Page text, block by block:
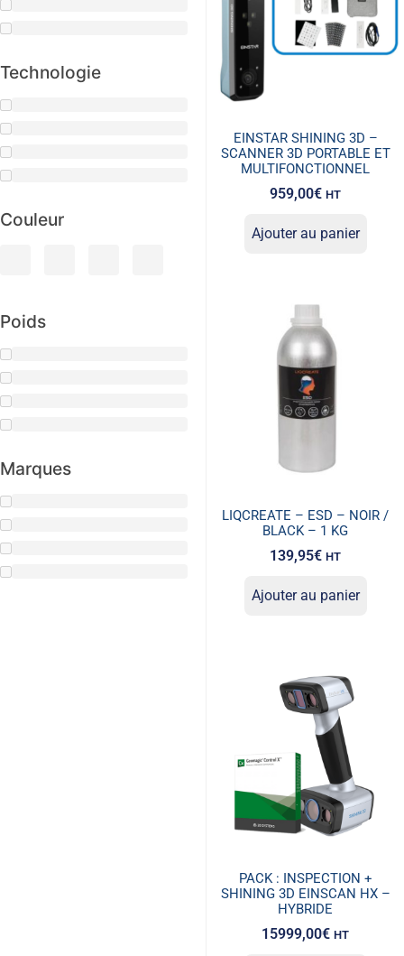
Technologie
Couleur
Poids
Marques
EINSTAR SHINING 3D –
SCANNER 3D PORTABLE ET
MULTIFONCTIONNEL
959,00€ HT
Ajouter au panier
LIQCREATE – ESD – NOIR /
BLACK – 1 KG
139,95€ HT
Ajouter au panier
PACK : INSPECTION +
SHINING 3D EINSCAN HX –
HYBRIDE
15999,00€ HT